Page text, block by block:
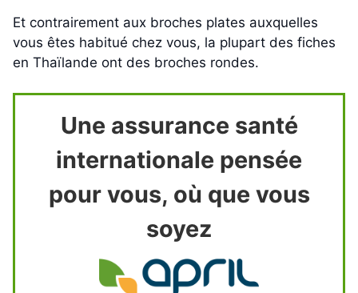
Et contrairement aux broches plates auxquelles
vous êtes habitué chez vous, la plupart des fiches
en Thaïlande ont des broches rondes.
Une assurance santé
internationale pensée
pour vous, où que vous
soyez